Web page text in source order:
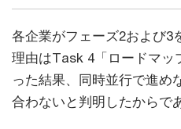
各企業がフェーズ2および3
理由はTask 4「ロードマッ
った結果、同時並行で進め
合わないと判明したからで